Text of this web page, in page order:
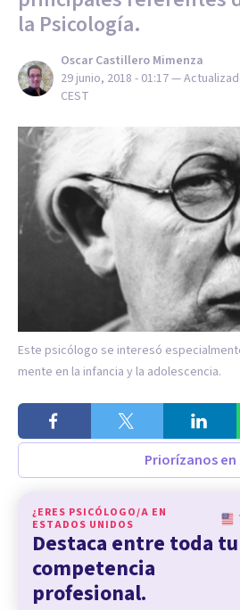
la Psicología.
Oscar Castillero Mimenza
29 junio, 2018 - 01:17—
CEST
Este psicólogo se interesó
mente en la infancia y la adolescencia.
Priorízanos en
¿ERES PSICÓLOGO/A EN
ESTADOS UNIDOS
Destaca entre toda tu
competencia
profesional.